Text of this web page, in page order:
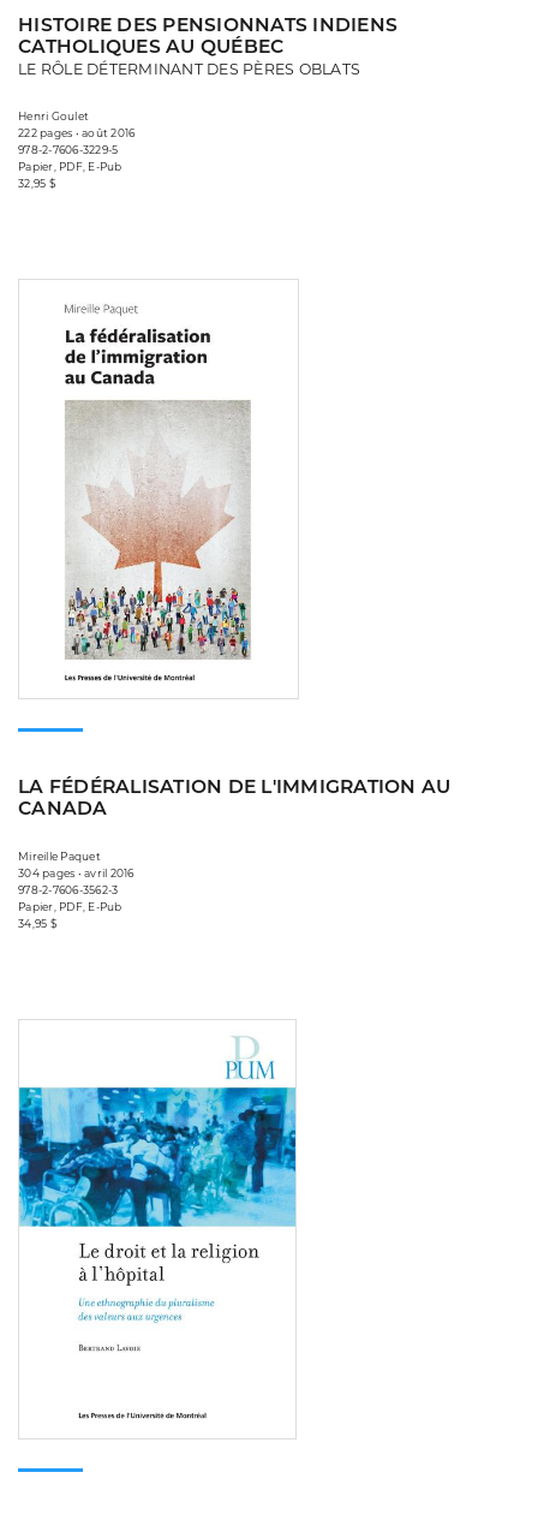
HISTOIRE DES PENSIONNATS INDIENS
CATHOLIQUES AU QUÉBEC
LE RÔLE DÉTERMINANT DES PÈRES OBLATS
Henri Goulet
222 pages • août 2016
978-2-7606-3229-5
Papier, PDF, E-Pub
32,95 $
LA FÉDÉRALISATION DE L'IMMIGRATION AU
CANADA
Mireille Paquet
304 pages • avril 2016
978-2-7606-3562-3
Papier, PDF, E-Pub
34,95 $